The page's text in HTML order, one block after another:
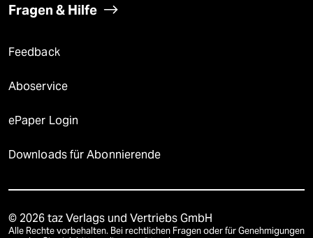
Fragen & Hilfe
Feedback
Aboservice
ePaper Login
Downloads für Abonnierende
© 2026 taz Verlags und Vertriebs GmbH
Alle Rechte vorbehalten. Bei rechtlichen Fragen oder für Genehmigungen